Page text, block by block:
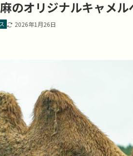
オリジナルキャメル
2026年1月26日